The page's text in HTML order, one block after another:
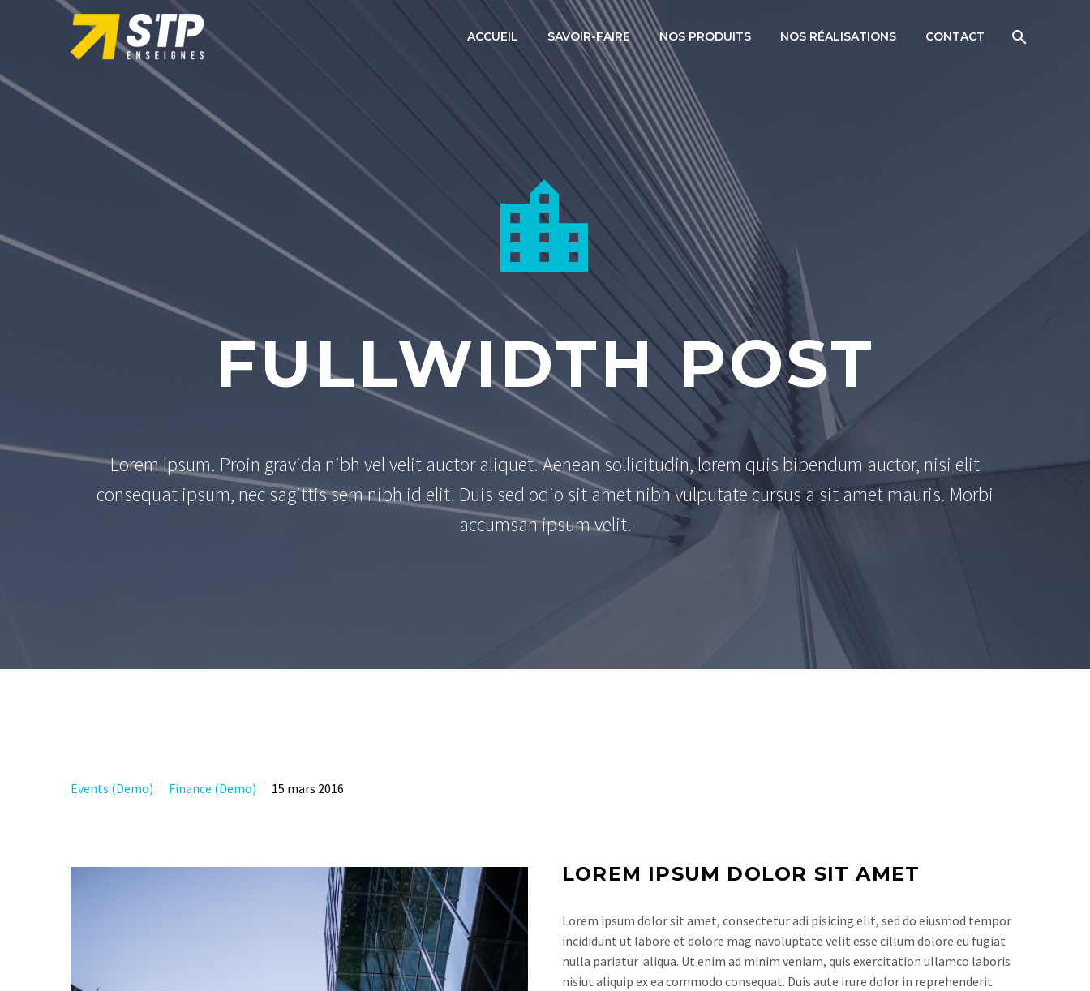
ACCUEIL SAVOIR-FAIRE NOS PRODUITS NOS RÉALISATIONS CONTACT


FULLWIDTH POST
Lorem Ipsum. Proin gravida nibh vel velit auctor aliquet. Aenean sollicitudin, lorem quis bibendum auctor, nisi elit
consequat ipsum, nec sagittis sem nibh id elit. Duis sed odio sit amet nibh vulputate cursus a sit amet mauris. Morbi
accumsan ipsum velit.
Events (Demo) Finance (Demo) 15 mars 2016
LOREM IPSUM DOLOR SIT AMET
Lorem ipsum dolor sit amet, consectetur adi pisicing elit, sed do eiusmod tempor
incididunt ut labore et dolore mag navoluptate velit esse cillum dolore eu fugiat
nulla pariatur aliqua. Ut enim ad minim veniam, quis exercitation ullamco laboris
nisiut aliquip ex ea commodo consequat. Duis aute irure dolor in reprehenderit